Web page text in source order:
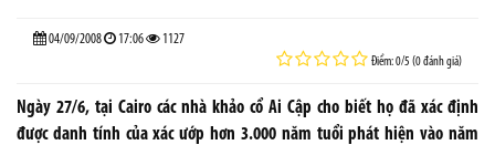
04/09/2008 17:06 1127
Điểm: 0/5 (0 đánh giá)
Ngày 27/6, tại Cairo các nhà khảo cổ Ai Cập cho biết họ đã xác định
được danh tính của xác ướp hơn 3.000 năm tuổi phát hiện vào năm